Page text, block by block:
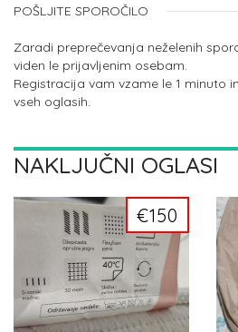
POŠLJITE SPOROČILO
Zaradi preprečevanja neželenih
viden le prijavljenim osebam.
Registracija vam vzame le 1 minuto
vseh oglasih.
NAKLJUČNI OGLASI
€150